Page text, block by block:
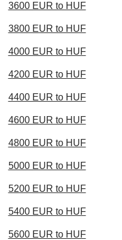
3600 EUR to HUF
3800 EUR to HUF
4000 EUR to HUF
4200 EUR to HUF
4400 EUR to HUF
4600 EUR to HUF
4800 EUR to HUF
5000 EUR to HUF
5200 EUR to HUF
5400 EUR to HUF
5600 EUR to HUF